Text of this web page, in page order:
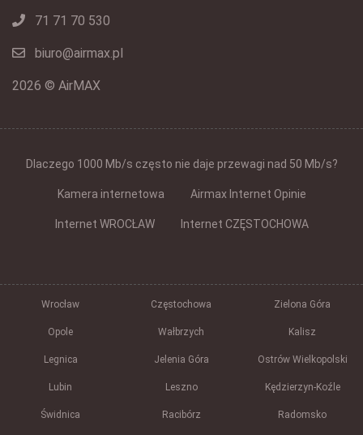
71 71 70 530
biuro@airmax.pl
2026 © AirMAX
Dlaczego 1000 Mb/s często nie daje przewagi nad 50 Mb/s?
Kamera internetowa Airmax Internet Opinie
Internet WROCŁAW Internet CZĘSTOCHOWA
Wrocław Częstochowa Zielona Góra
Opole Wałbrzych Kalisz
Legnica Jelenia Góra Ostrów Wielkopolski
Lubin Leszno Kędzierzyn-Koźle
Świdnica Racibórz Radomsko